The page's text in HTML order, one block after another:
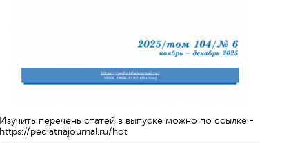
Изучить перечень статей в выпуске можно по ссылке -
https://pediatriajournal.ru/hot